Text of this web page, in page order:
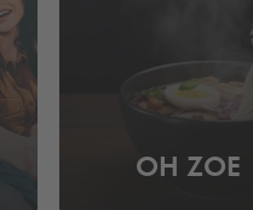
OH ZOE